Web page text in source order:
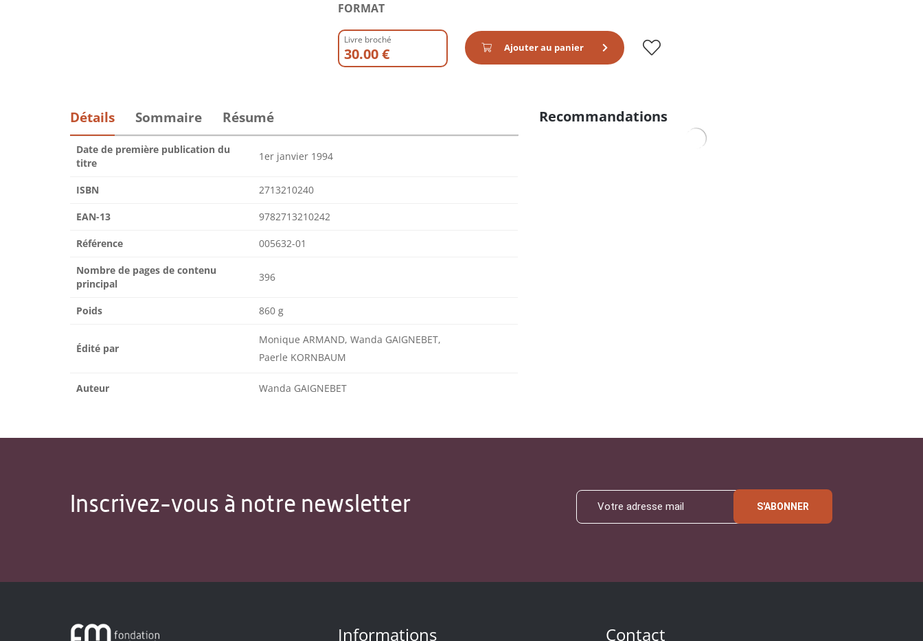
FORMAT
Livre broché
30.00 € Ajouter au panier
Détails Sommaire Résumé
Date de première publication du
titre
1er janvier 1994
ISBN 2713210240
EAN-13 9782713210242
Référence 005632-01
Nombre de pages de contenu
principal
396
Poids 860 g
Édité par
Monique ARMAND, Wanda GAIGNEBET,
Paerle KORNBAUM
Auteur Wanda GAIGNEBET
Recommandations
Inscrivez-vous à notre newsletter S'ABONNER
Informations Contact